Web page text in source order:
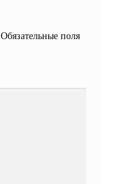
Обязательные поля